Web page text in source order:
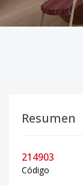
Resumen
214903
Código